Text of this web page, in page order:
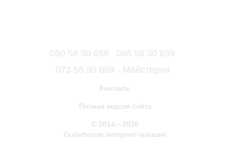
050 58 30 659
068 58 30 659
073 58 30 659 - Майстерня
Контакты
Полная версия сайта
© 2014—2026
Guitarhouse интернет-магазин